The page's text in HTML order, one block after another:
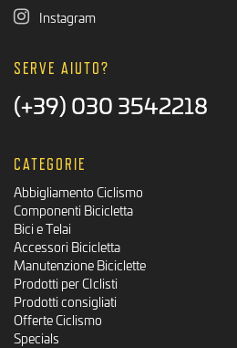
Instagram
SERVE AIUTO?
(+39) 030 3542218
CATEGORIE
Abbigliamento Ciclismo
Componenti Bicicletta
Bici e Telai
Accessori Bicicletta
Manutenzione Biciclette
Prodotti per CIclisti
Prodotti consigliati
Offerte Ciclismo
Specials